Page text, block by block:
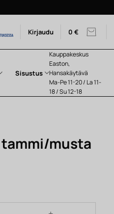
Kirjaudu 0 €
Sisustus
Kauppakeskus
Easton,
Hansakäytävä
Ma-Pe 11-20 / La 11-
18 / Su 12-18
tammi/musta
määrä